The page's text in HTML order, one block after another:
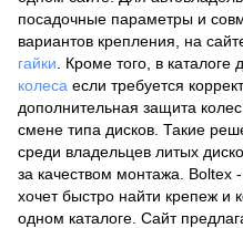
посадочные параметры и
вариантов крепления, на
гайки . Кроме того, в каталоге
колеса если требуется
дополнительная защита
смене типа дисков. Такие
среди владельцев литых
за качеством монтажа. Boltex
хочет быстро найти крепеж и
одном каталоге. Сайт